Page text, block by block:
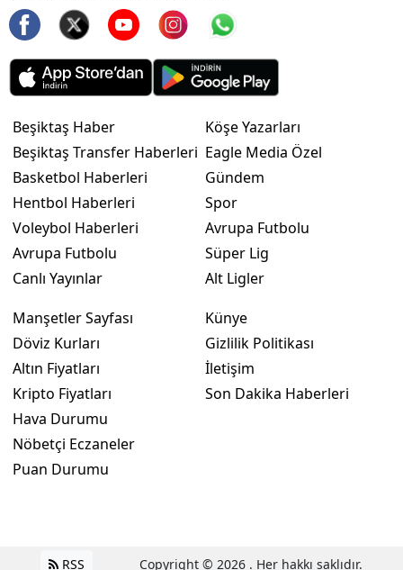
Beşiktaş Haber
Beşiktaş Transfer Haberleri
Basketbol Haberleri
Hentbol Haberleri
Voleybol Haberleri
Avrupa Futbolu
Canlı Yayınlar
Köşe Yazarları
Eagle Media Özel
Gündem
Spor
Avrupa Futbolu
Süper Lig
Alt Ligler
Manşetler Sayfası
Döviz Kurları
Altın Fiyatları
Kripto Fiyatları
Hava Durumu
Nöbetçi Eczaneler
Puan Durumu
Künye
Gizlilik Politikası
İletişim
Son Dakika Haberleri
RSS Copyright © 2026 . Her hakkı saklıdır.